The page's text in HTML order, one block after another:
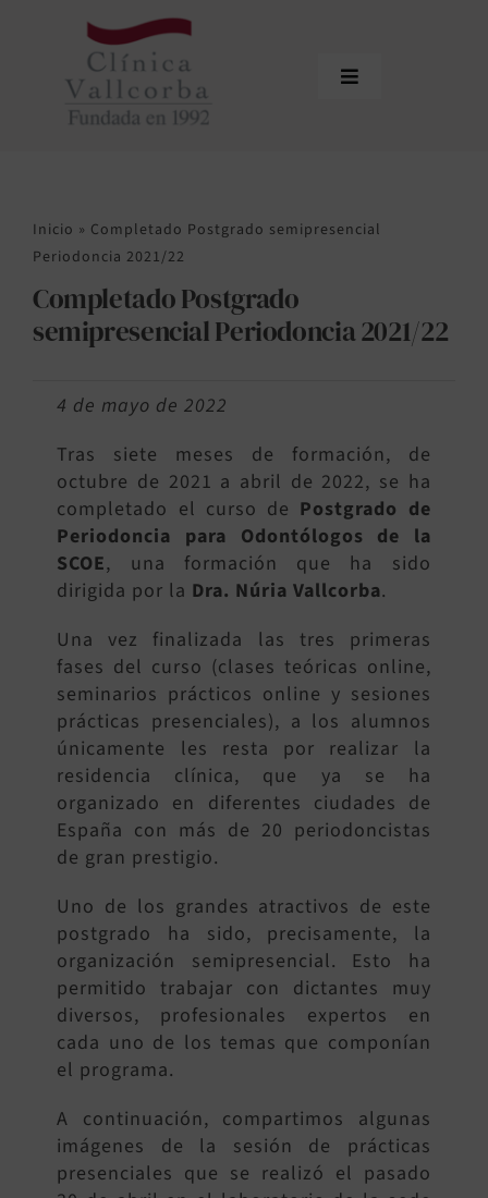
contenido
Toggle
Equipo
Tratamientos
Contacto
Área de profesionales
BUSCAR:
Inicio » Completado Postgrado semipresencial
Periodoncia 2021/22
Completado Postgrado
semipresencial Periodoncia 2021/22
4 de mayo de 2022
Tras siete meses de formación, de
octubre de 2021 a abril de 2022, se ha
completado el curso de Postgrado de
Periodoncia para Odontólogos de la
SCOE, una formación que ha sido
dirigida por la Dra. Núria Vallcorba.
Una vez finalizada las tres primeras
fases del curso (clases teóricas online,
seminarios prácticos online y sesiones
prácticas presenciales), a los alumnos
únicamente les resta por realizar la
residencia clínica, que ya se ha
organizado en diferentes ciudades de
España con más de 20 periodoncistas
de gran prestigio.
Uno de los grandes atractivos de este
postgrado ha sido, precisamente, la
organización semipresencial. Esto ha
permitido trabajar con dictantes muy
diversos, profesionales expertos en
cada uno de los temas que componían
el programa.
A continuación, compartimos algunas
imágenes de la sesión de prácticas
presenciales que se realizó el pasado